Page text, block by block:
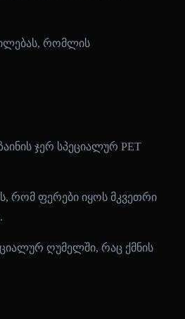
რომლის
ჯერ სპეციალურ PET
რომ ფერები იყოს მკვეთრი
ღუმელში, რაც ქმნის